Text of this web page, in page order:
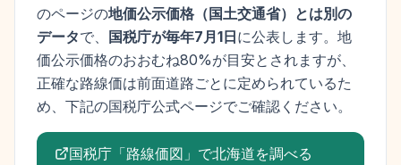
のページの地価公示価格 （ 国土交通省）とは別の
データで、 国税庁が毎年7月1日に公表します。 地
価公示価格のおおむね80%が目安とされますが、
正確な路線価は前面道路ごとに定められているた
め、下記の国税庁公式ページでご確認ください。
国税庁「路線価図」で北海道を調べる